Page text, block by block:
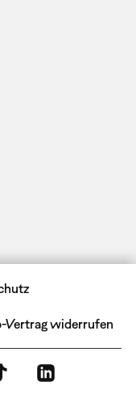
Vertrag widerrufen